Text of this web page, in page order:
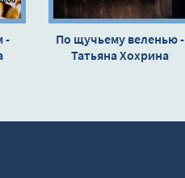
-
По щучьему веленью -
Татьяна Хохрина